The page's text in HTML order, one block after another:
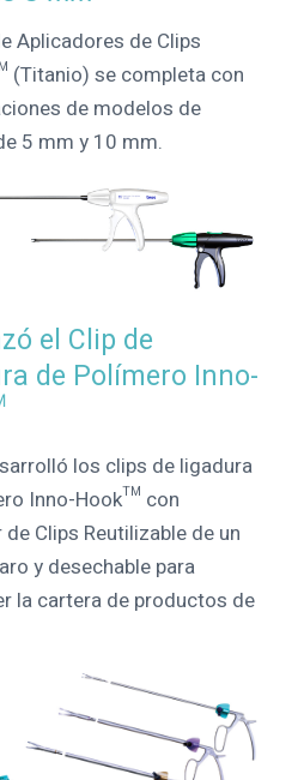
Aplicadores de Clips
(Titanio) se completa con
de modelos de
5 mm y 10 mm.
el Clip de
de Polímero Inno-
los clips de ligadura
Inno-Hook™ con
Clips Reutilizable de un
y desechable para
la cartera de productos de